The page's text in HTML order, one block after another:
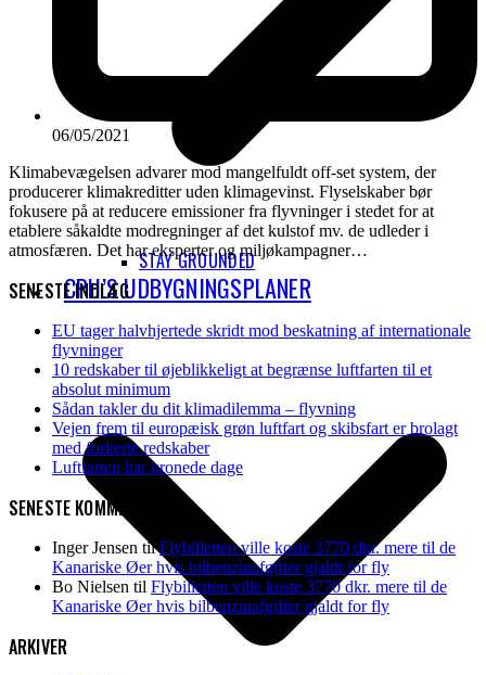
STAY GROUNDED
CPH’S UDBYGNINGSPLANER
06/05/2021
Klimabevægelsen advarer mod mangelfuldt off-set system, der
producerer klimakreditter uden klimagevinst. Flyselskaber bør
fokusere på at reducere emissioner fra flyvninger i stedet for at
etablere såkaldte modregninger af det kulstof mv. de udleder i
atmosfæren. Det har eksperter og miljøkampagner…
SENESTE INDLÆG
EU tager halvhjertede skridt mod beskatning af internationale
flyvninger
10 redskaber til øjeblikkeligt at begrænse luftfarten til et
absolut minimum
Sådan takler du dit klimadilemma – flyvning
Vejen frem til europæisk grøn luftfart og skibsfart er brolagt
med forkerte redskaber
Luftfarten har kronede dage
SENESTE KOMMENTARER
Inger Jensen tilFlybilletten ville koste 3770 dkr. mere til de
Kanariske Øer hvis bilbenzinafgifter gjaldt for fly
Bo Nielsen til Flybilletten ville koste 3770 dkr. mere til de
Kanariske Øer hvis bilbenzinafgifter gjaldt for fly
ARKIVER